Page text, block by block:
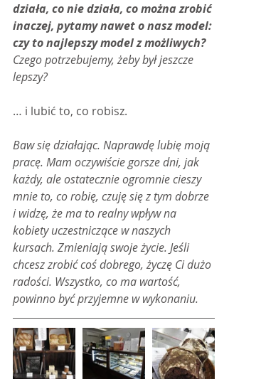
działa, co nie działa, co można zrobić
inaczej, pytamy nawet o nasz model:
czy to najlepszy model z możliwych?
Czego potrzebujemy, żeby był jeszcze
lepszy?
… i lubić to, co robisz.
Baw się działając. Naprawdę lubię moją
pracę. Mam oczywiście gorsze dni, jak
każdy, ale ostatecznie ogromnie cieszy
mnie to, co robię, czuję się z tym dobrze
i widzę, że ma to realny wpływ na
kobiety uczestniczące w naszych
kursach. Zmieniają swoje życie. Jeśli
chcesz zrobić coś dobrego, życzę Ci dużo
radości. Wszystko, co ma wartość,
powinno być przyjemne w wykonaniu.